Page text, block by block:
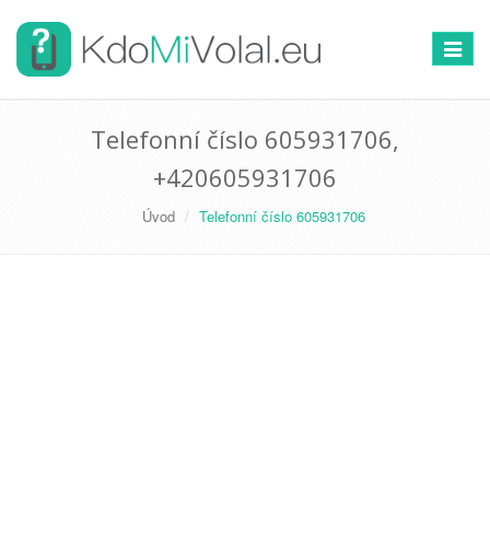
Telefonní číslo 605931706,
+420605931706
Úvod Telefonní číslo 605931706